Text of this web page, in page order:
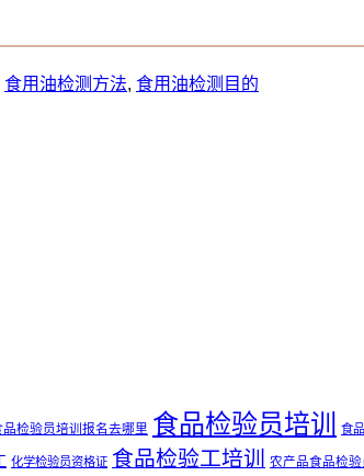
食用油检测方法, 食用油检测目的
品检验员培训报名去哪里 食品检验员培训 食
化学检验员资格证 食品检验工培训 农产品食品检